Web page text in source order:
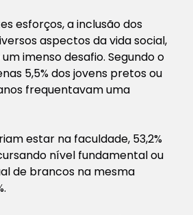
esforços, a inclusão dos
aspectos da vida social,
imenso desafio. Segundo o
5,5% dos jovens pretos ou
frequentavam uma
estar na faculdade, 53,2%
nível fundamental ou
de brancos na mesma